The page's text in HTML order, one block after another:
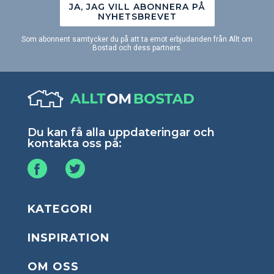
JA, JAG VILL ABONNERA PÅ
NYHETSBREVET
Som abonnent samtycker du på att ta emot erbjudanden från Allt om
Bostad och dess partners.
Du kan få alla uppdateringar och
kontakta oss på:
KATEGORI
INSPIRATION
OM OSS